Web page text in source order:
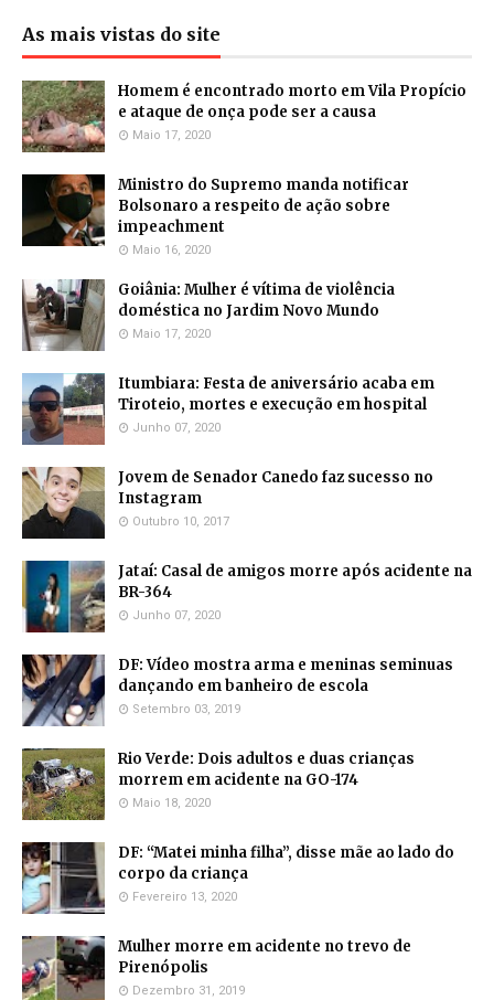
As mais vistas do site
Homem é encontrado morto em Vila Propício
e ataque de onça pode ser a causa
Maio 17, 2020
Ministro do Supremo manda notificar
Bolsonaro a respeito de ação sobre
impeachment
Maio 16, 2020
Goiânia: Mulher é vítima de violência
doméstica no Jardim Novo Mundo
Maio 17, 2020
Itumbiara: Festa de aniversário acaba em
Tiroteio, mortes e execução em hospital
Junho 07, 2020
Jovem de Senador Canedo faz sucesso no
Instagram
Outubro 10, 2017
Jataí: Casal de amigos morre após acidente na
BR-364
Junho 07, 2020
DF: Vídeo mostra arma e meninas seminuas
dançando em banheiro de escola
Setembro 03, 2019
Rio Verde: Dois adultos e duas crianças
morrem em acidente na GO-174
Maio 18, 2020
DF: “Matei minha filha”, disse mãe ao lado do
corpo da criança
Fevereiro 13, 2020
Mulher morre em acidente no trevo de
Pirenópolis
Dezembro 31, 2019